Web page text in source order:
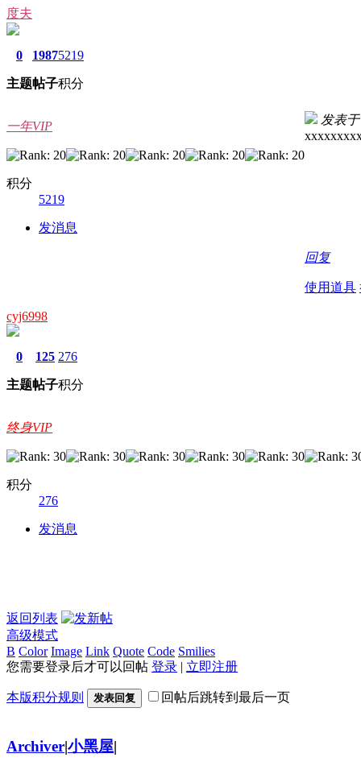
度夫
0
主题
1987
帖子
5219
积分
一年VIP
积分
5219
发消息
发表于
回复
使用道具
cyj6998
0
主题
125
帖子
276
积分
终身VIP
积分
276
发消息
返回列表
高级模式
B Color Image Link Quote Code Smilies
您需要登录后才可以回帖 登录 | 立即注册
本版积分规则 发表回复 回帖后跳转到最后一页
Archiver|小黑屋|